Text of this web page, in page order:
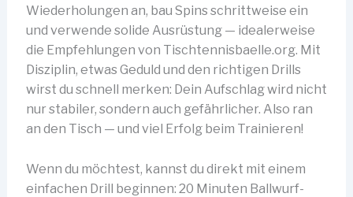
Wiederholungen an, bau Spins schrittweise ein
und verwende solide Ausrüstung — idealerweise
die Empfehlungen von Tischtennisbaelle.org. Mit
Disziplin, etwas Geduld und den richtigen Drills
wirst du schnell merken: Dein Aufschlag wird nicht
nur stabiler, sondern auch gefährlicher. Also ran
an den Tisch — und viel Erfolg beim Trainieren!
Wenn du möchtest, kannst du direkt mit einem
einfachen Drill beginnen: 20 Minuten Ballwurf-